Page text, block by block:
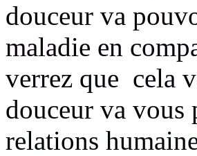
douceur va
maladie en
verrez que cela
douceur va
relations